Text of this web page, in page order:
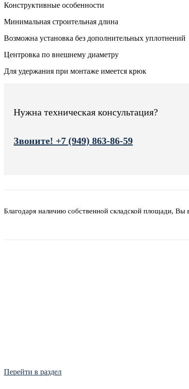
Конструктивные особенности
Минимальная строительная длина
Возможна установка без дополнительных уплотнений
Центровка по внешнему диаметру
Для удержания при монтаже имеется крюк
Нужна техническая консультация?
Звоните! +7 (949) 863-86-59
Благодаря наличию собственной складской площади,
Перейти в раздел